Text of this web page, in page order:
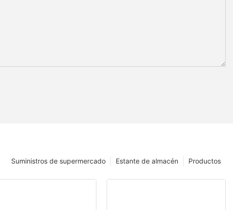
Productos
Estante de almacén
Suministros de supermercado